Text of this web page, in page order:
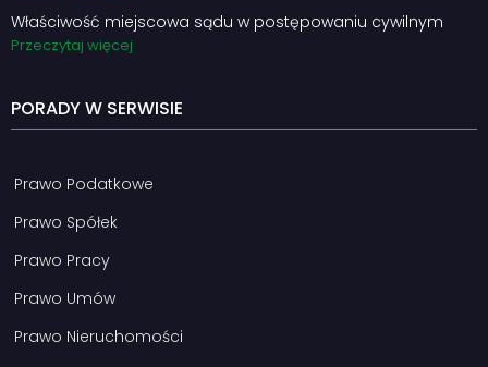
Właściwość miejscowa sądu w postępowaniu cywilnym
Przeczytaj więcej
PORADY W SERWISIE
Prawo Podatkowe
Prawo Spółek
Prawo Pracy
Prawo Umów
Prawo Nieruchomości